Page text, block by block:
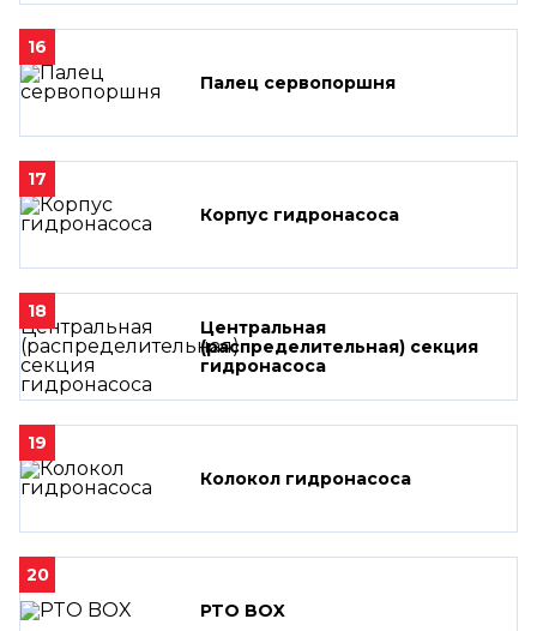
16
Палец сервопоршня
17
Корпус гидронасоса
18
Центральная
(распределительная) секция
гидронасоса
19
Колокол гидронасоса
20
PTO BOX